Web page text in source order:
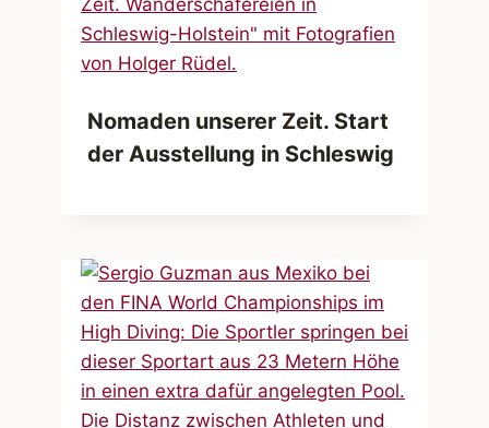
Nomaden unserer Zeit. Start
der Ausstellung in Schleswig